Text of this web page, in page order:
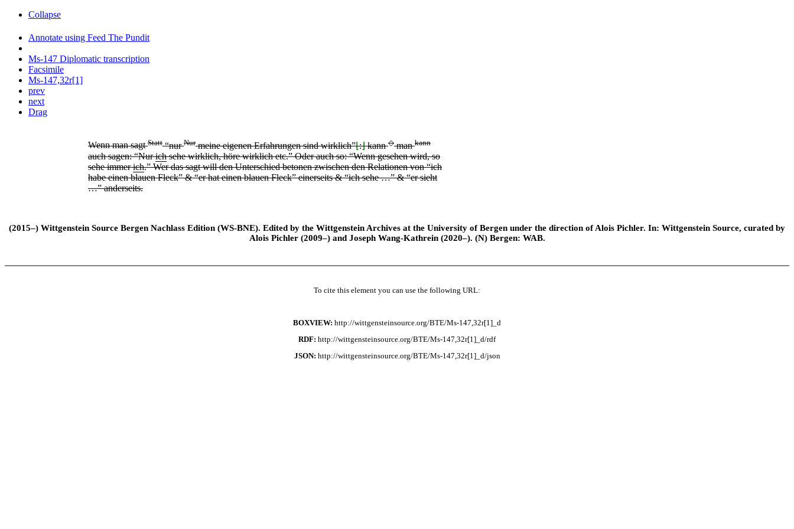
Collapse
Annotate using Feed The Pundit
Ms-147 Diplomatic transcription
Facsimile
Ms-147,32r[1]
prev
next
Drag
Wenn man sagtStatt“nurNurmeine eigenen Erfahrungen sind wirklich”⌊:⌋ kann ◇mankann
auch sagen: “Nurichsehe wirklich, höre wirklich etc.” Oder auch so: “Wenn gesehen wird, so
sehe immerich.” Wer das sagt will den Unterschied betonen zwischen den Relationen von “ich
habe einen blauen Fleck” & “er hat einen blauen Fleck” einerseits & “ich sehe …” & “er sieht
…” anderseits.
(2015–) Wittgenstein Source Bergen Nachlass Edition (WS-BNE). Edited by the Wittgenstein Archives at the University of Bergen under the direction of Alois Pichler. In: Wittgenstein Source, curated by
Alois Pichler (2009–) and Joseph Wang-Kathrein (2020–). (N) Bergen: WAB.
To cite this element you can use the following URL:
BOXVIEW: http://wittgensteinsource.org/BTE/Ms-147,32r[1]_d
RDF: http://wittgensteinsource.org/BTE/Ms-147,32r[1]_d/rdf
JSON: http://wittgensteinsource.org/BTE/Ms-147,32r[1]_d/json